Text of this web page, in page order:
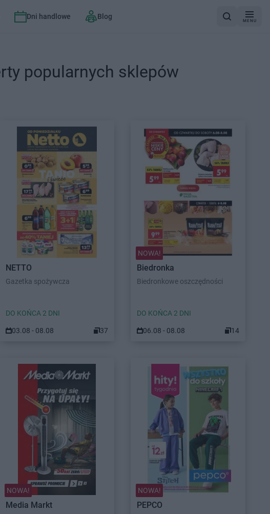
Dni handlowe Blog
MENU
popularnych sklepów
NETTO
Gazetka spożywcza
DO KOŃCA 2 DNI
03.08 - 08.08 37
NOWA!
Biedronka
Biedronkowe oszczędności
DO KOŃCA 2 DNI
06.08 - 08.08 14
NOWA!
Media Markt
NOWA!
PEPCO